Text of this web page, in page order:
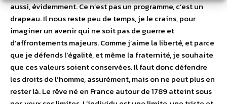
aussi, évidemment. Ce n’est pas un programme, c’est un
drapeau. Il nous reste peu de temps, je le crains, pour
imaginer un avenir qui ne soit pas de guerre et
d’affrontements majeurs. Comme j’aime la liberté, et parce
que je défends l’égalité, et même la fraternité, je souhaite
que ces valeurs soient conservées. Il faut donc défendre
les droits de l’homme, assurément, mais on ne peut plus en
rester là. Le rêve né en France autour de 1789 atteint sous